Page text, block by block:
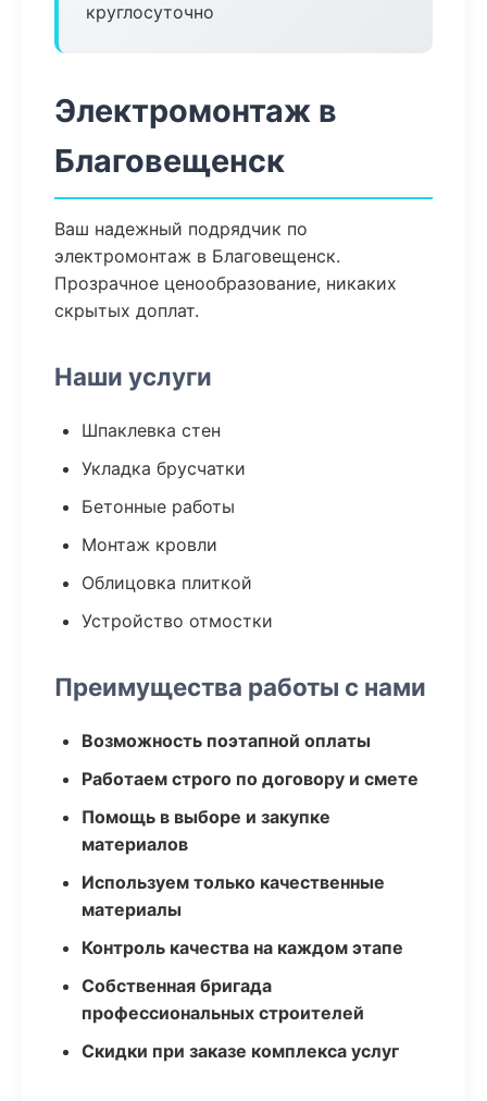
круглосуточно
Электромонтаж в
Благовещенск
Ваш надежный подрядчик по
электромонтаж в Благовещенск.
Прозрачное ценообразование, никаких
скрытых доплат.
Наши услуги
Шпаклевка стен
Укладка брусчатки
Бетонные работы
Монтаж кровли
Облицовка плиткой
Устройство отмостки
Преимущества работы с нами
Возможность поэтапной оплаты
Работаем строго по договору и смете
Помощь в выборе и закупке
материалов
Используем только качественные
материалы
Контроль качества на каждом этапе
Собственная бригада
профессиональных строителей
Скидки при заказе комплекса услуг